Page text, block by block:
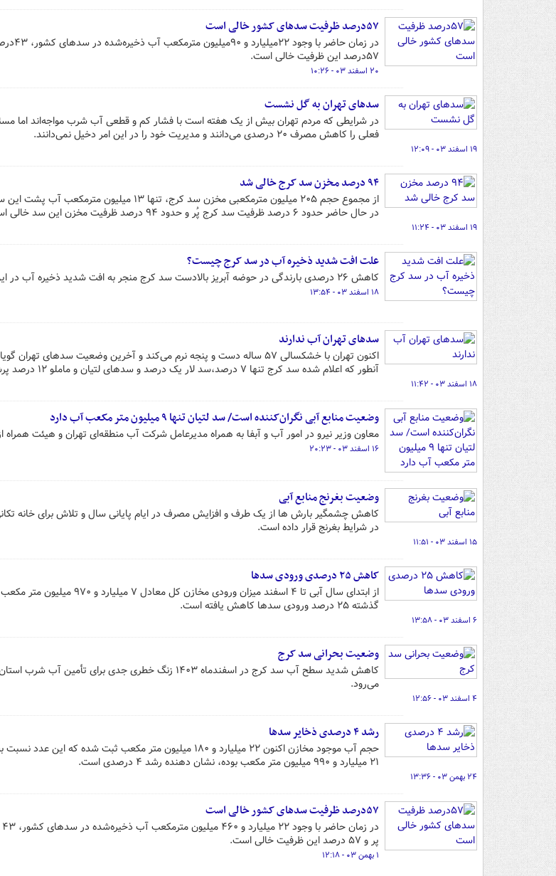
۵۷درصد ظرفیت سدهای کشور خالی است
در زمان
۵۷درصد این ظرفیت خالی است.
۲۰ اسفند ۰۳ - ۱۰:۲۶
سدهای تهران به گل نشست
در شرایطی که مردم تهران بیش از یک هفته است با فشار کم و قطعی آب شرب مواجه‌اند اما
فعلی را کاهش مصرف ۲۰ درصدی می‌دانند و مدیریت خود را در این امر دخیل نمی‌دانند.
۱۹ اسفند ۰۳ - ۱۲:۰۹
۹۴ درصد مخزن سد کرج خالی شد
از مجموع حجم ۲۰۵ میلیون مترمکعبی مخزن سد کرج، تنها ۱۳
در حال حاضر حدود ۶ درصد ظرفیت سد کرج پُر و حدود ۹۴ درصد ظرفیت مخزن این سد خالی است.
۱۹ اسفند ۰۳ - ۱۱:۲۴
علت افت شدید ذخیره آب در سد کرج چیست؟
کاهش ۲۶ درصدی بارندگی در حوضه آبریز بالادست سد کرج منجر به افت شدید ذخیره آب در این سد شده است.
۱۸ اسفند ۰۳ - ۱۳:۵۴
سدهای تهران آب ندارند
اکنون تهران با خشکسالی ۵۷ ساله دست و پنجه نرم می‌کند و آخرین وضعیت سدهای
آنطور که اعلام شده سد کرج تنها ۷ درصد،سد لار یک درصد و سدهای لتیان و ماملو ۱۲ درصد پرشدگی دارند.
۱۸ اسفند ۰۳ - ۱۱:۴۲
وضعیت منابع آبی نگران‌کننده است/ سد لتیان تنها ۹ میلیون متر مکعب آب دارد
معاون وزیر نیرو در امور آب و آبفا به همراه مدیرعامل شرکت آب منطقه‌ای تهران و هیئت همراه
۱۶ اسفند ۰۳ - ۲۰:۲۳
وضعیت بغرنج منابع آبی
کاهش چشمگیر بارش ها از یک طرف و افزایش مصرف در ایام پایانی سال و تلاش برای خانه
در شرایط بغرنج قرار داده است.
۱۵ اسفند ۰۳ - ۱۱:۵۱
کاهش ۲۵ درصدی ورودی سدها
از ابتدای سال آبی تا ۴ اسفند میزان ورودی
گذشته ۲۵ درصد ورودی سدها کاهش یافته است.
۶ اسفند ۰۳ - ۱۳:۵۸
وضعیت بحرانی سد کرج
کاهش شدید سطح آب سد کرج در اسفندماه ۱۴۰۳ زنگ خطری جدی برای
می‌رود.
۴ اسفند ۰۳ - ۱۲:۵۶
رشد ۴ درصدی ذخایر سدها
حجم آب موجود مخازن اکنون ۲۲ میلیارد و ۱۸۰ میلیون متر مکعب ثبت
۲۱ میلیارد و ۹۹۰ میلیون متر مکعب بوده، نشان دهنده رشد ۴ درصدی است.
۲۴ بهمن ۰۳ - ۱۳:۳۶
۵۷درصد ظرفیت سدهای کشور خالی است
پر و ۵۷ درصد این ظرفیت خالی است.
۱ بهمن ۰۳ - ۱۲:۱۸